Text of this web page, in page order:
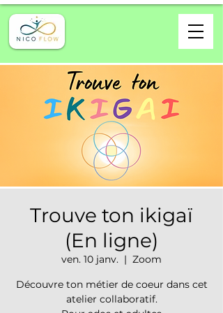
Trouve ton ikigaï
(En ligne)
ven. 10 janv.
  |
Zoom
Découvre ton métier de coeur dans cet
atelier collaboratif.